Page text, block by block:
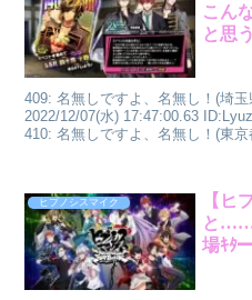
こん
と思
409: 名無しですよ、名無し！(埼
2022/12/07(水) 17:47:00.63
410: 名無しですよ、名無し！(東京
ヒプノシスマイク
【ヒ
と……
場ｷﾀ